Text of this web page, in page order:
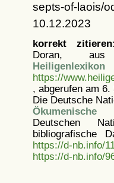
septs-of-
10.12.2023
korrekt zitieren:
Doran,
Heiligenlexikon
https://
, abgerufen am 6.
Die Deutsche
Ökumenische
Deutschen
bibliografische
https://d-nb.info/
https://d-nb.info/